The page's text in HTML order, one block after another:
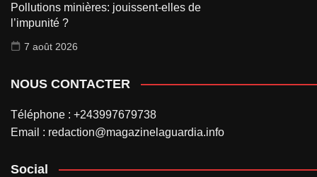
Pollutions minières: jouissent-elles de
l’impunité ?
7 août 2026
NOUS CONTACTER
Téléphone : +243997679738
Email : redaction@magazinelaguardia.info
Social